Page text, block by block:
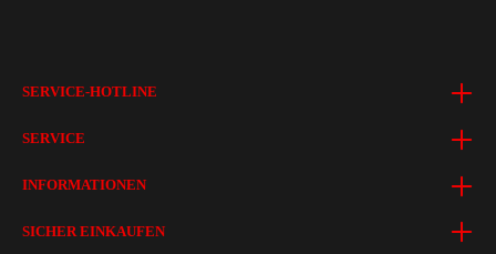
SERVICE-HOTLINE
SERVICE
INFORMATIONEN
SICHER EINKAUFEN